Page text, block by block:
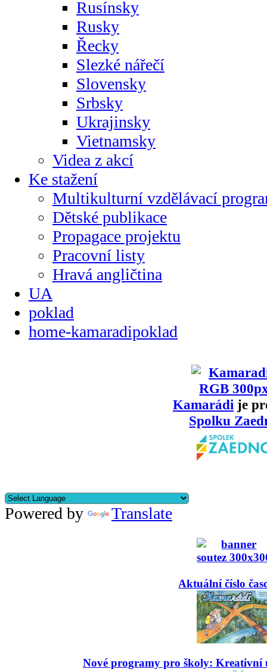
Rusínsky
Rusky
Řecky
Slezké nářečí
Slovensky
Srbsky
Ukrajinsky
Vietnamsky
Videa z akcí
Ke stažení
Multikulturní vzdělávací
Dětské publikace
Propagace projektu
Pracovní listy
Hravá angličtina
UA
poklad
home-kamaradipoklad
Kamarádi je
Spolku
Powered by Translate
Aktuální číslo
Nové programy pro školy: Kreativní